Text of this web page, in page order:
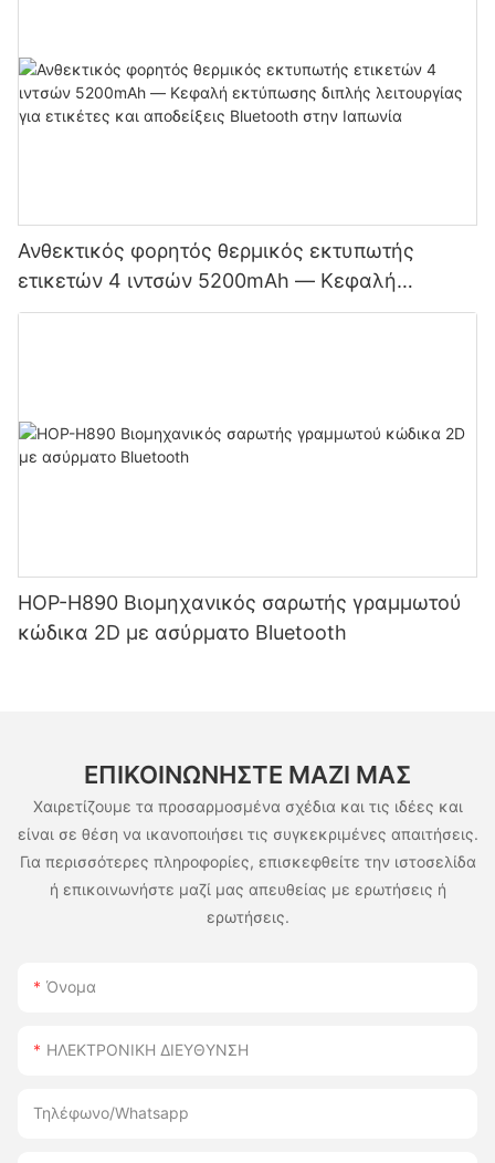
Ανθεκτικός φορητός θερμικός εκτυπωτής
ετικετών 4 ιντσών 5200mAh — Κεφαλή
εκτύπωσης διπλής λειτουργίας για ετικέτες και
HOP-H890 Βιομηχανικός σαρωτής γραμμωτού
κώδικα 2D με ασύρματο Bluetooth
ΕΠΙΚΟΙΝΩΝΉΣΤΕ ΜΑΖΊ ΜΑΣ
Χαιρετίζουμε τα προσαρμοσμένα σχέδια και τις ιδέες και
είναι σε θέση να ικανοποιήσει τις συγκεκριμένες απαιτήσεις.
Για περισσότερες πληροφορίες, επισκεφθείτε την ιστοσελίδα
ή επικοινωνήστε μαζί μας απευθείας με ερωτήσεις ή
ερωτήσεις.
Όνομα
ΗΛΕΚΤΡΟΝΙΚΗ ΔΙΕΥΘΥΝΣΗ
Τηλέφωνο/whatsapp